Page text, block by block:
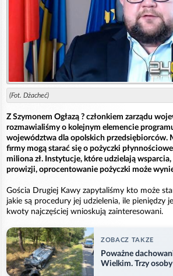
(Fot. Dżacheć)
Z Szymonem Ogłazą ? członkiem zarządu
rozmawialiśmy o kolejnym elemencie
województwa dla opolskich przedsiębiorców.
firmy mogą starać się o pożyczki
miliona zł. Instytucje, które udzielają
prowizji, oprocentowanie pożyczki może
Gościa Drugiej Kawy zapytaliśmy kto może
jakie są procedury jej udzielenia, ile pieniędzy
kwoty najczęściej wnioskują zainteresowani.
ZOBACZ TAKZE
Poważne
Wielkim. Trzy